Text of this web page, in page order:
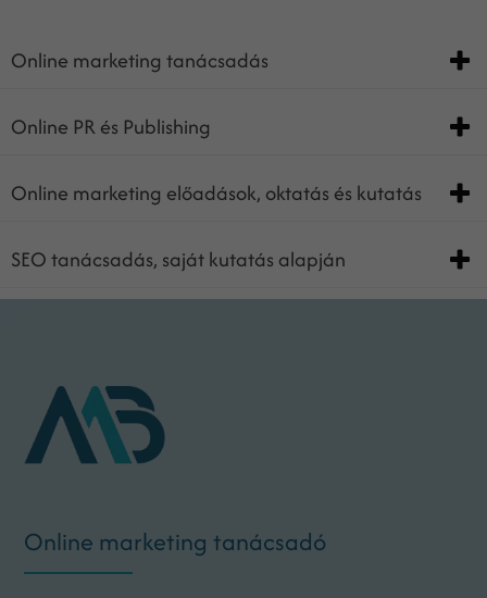
Online marketing tanácsadás
Online PR és Publishing
Online marketing előadások, oktatás és kutatás
SEO tanácsadás, saját kutatás alapján
Online marketing tanácsadó